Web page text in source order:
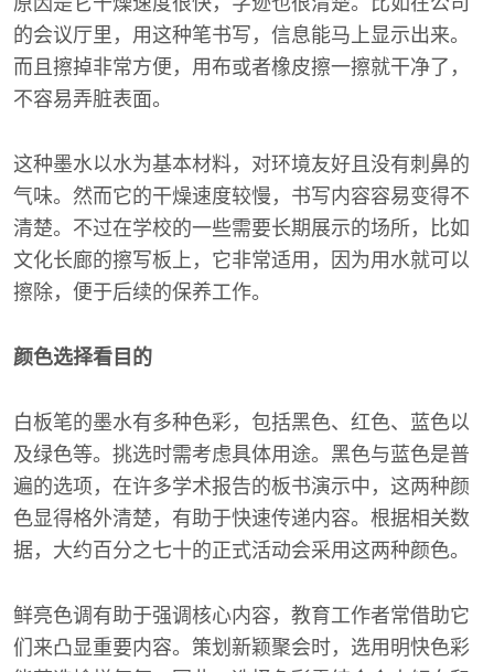
的会议厅里，用这种笔书写，信息能马上显示出来。
而且擦掉非常方便，用布或者橡皮擦一擦就干净了，
不容易弄脏表面。
这种墨水以水为基本材料，对环境友好且没有刺鼻的
气味。然而它的干燥速度较慢，书写内容容易变得不
清楚。不过在学校的一些需要长期展示的场所，比如
文化长廊的擦写板上，它非常适用，因为用水就可以
擦除，便于后续的保养工作。
颜色选择看目的
白板笔的墨水有多种色彩，包括黑色、红色、蓝色以
及绿色等。挑选时需考虑具体用途。黑色与蓝色是普
遍的选项，在许多学术报告的板书演示中，这两种颜
色显得格外清楚，有助于快速传递内容。根据相关数
据，大约百分之七十的正式活动会采用这两种颜色。
鲜亮色调有助于强调核心内容，教育工作者常借助它
们来凸显重要内容。策划新颖聚会时，选用明快色彩